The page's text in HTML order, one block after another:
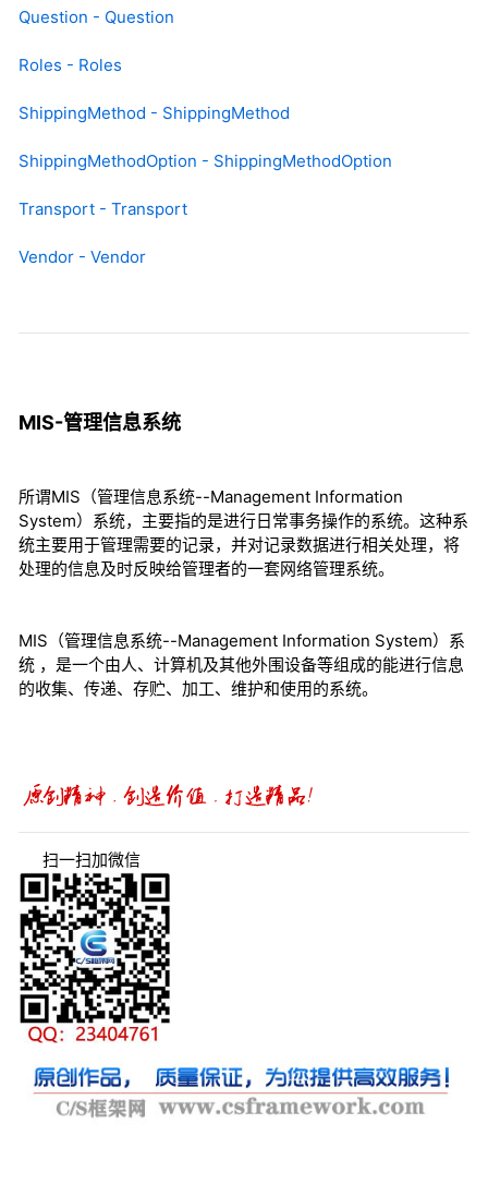
Question - Question
Roles - Roles
ShippingMethod - ShippingMethod
ShippingMethodOption - ShippingMethodOption
Transport - Transport
Vendor - Vendor
MIS-管理信息系统
所谓MIS（管理信息系统--Management Information
System）系统，主要指的是进行日常事务操作的系统。这种系
统主要用于管理需要的记录，并对记录数据进行相关处理，将
处理的信息及时反映给管理者的一套网络管理系统。
MIS（管理信息系统--Management Information System）系
统 ，是一个由人、计算机及其他外围设备等组成的能进行信息
的收集、传递、存贮、加工、维护和使用的系统。
扫一扫加微信